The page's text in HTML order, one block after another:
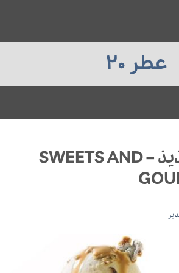
عطر 20
رایحه شیرینی‌ها و خوراکی‌های لذیذ – SWEETS AND